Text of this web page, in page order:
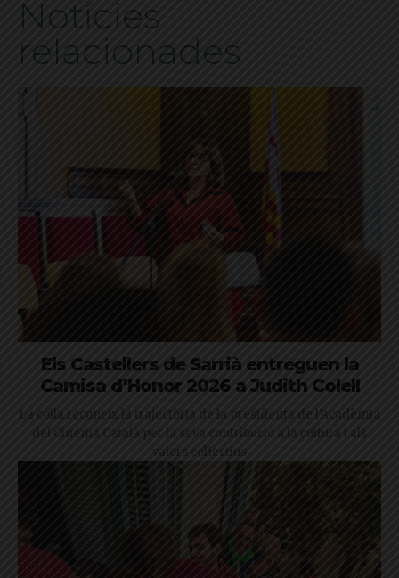
Notícies
relacionades
Els Castellers de Sarrià entreguen la
Camisa d’Honor 2026 a Judith Colell
La colla reconeix la trajectòria de la presidenta de l’Acadèmia
del Cinema Català per la seva contribució a la cultura i als
valors col·lectius